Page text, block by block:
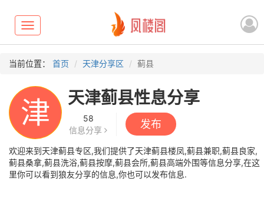
Toggle
navigation
当前位置： 首页 天津分享区 蓟县
津 天津蓟县性息分享
58
信息分享
发布
欢迎来到天津蓟县专区,我们提供了天津蓟县楼凤,蓟县兼职,蓟县良家,
蓟县桑拿,蓟县洗浴,蓟县按摩,蓟县会所,蓟县高端外围等信息分享,在这
里你可以看到狼友分享的信息,你也可以发布信息.